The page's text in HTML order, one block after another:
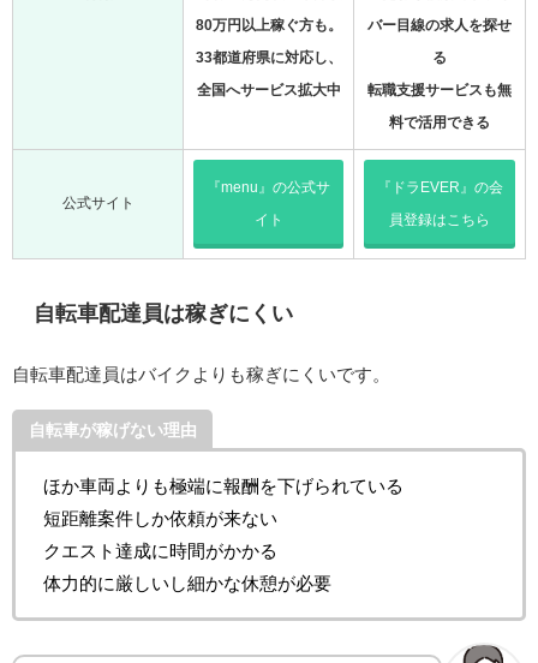
80万円以上稼ぐ方も。
33都道府県に対応し、
全国へサービス拡大中
バー目線の求人を探せ
る
転職支援サービスも無
料で活用できる
公式サイト
『menu』の公式サ
イト
『ドラEVER』の会
員登録はこちら
自転車配達員は稼ぎにくい
自転車配達員はバイクよりも稼ぎにくいです。
自転車が稼げない理由
ほか車両よりも極端に報酬を下げられている
短距離案件しか依頼が来ない
クエスト達成に時間がかかる
体力的に厳しいし細かな休憩が必要